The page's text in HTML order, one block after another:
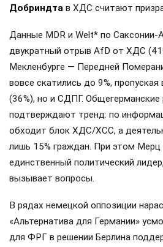
Добриндта в ХДС считают
Данные MDR и Welt* по Саксонии-
двукратный отрыв AfD от ХДС
Мекленбурге — Передней
вовсе скатились до 9%,
(36%), но и СДПГ. Общегерманские
подтверждают тренд: по
обходит блок ХДС/ХСС, а
лишь 15% граждан. При этом
единственный политический
вызывает вопросы.
В рядах немецкой оппозиции
«Альтернатива для Германии»
для ФРГ в решении Берлина